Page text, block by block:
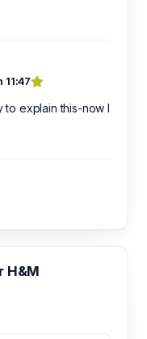
11:47
to explain this-now I
H&M